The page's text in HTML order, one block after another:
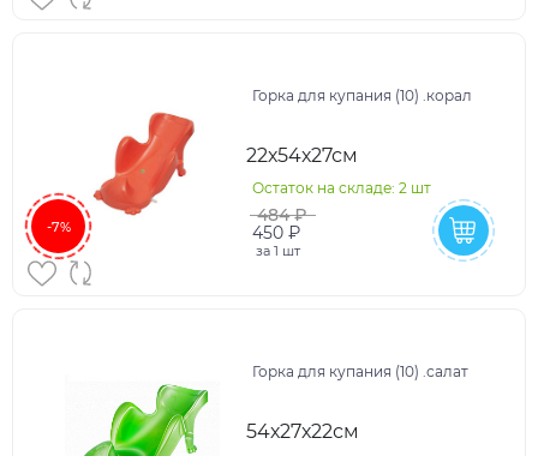
-7%
Горка для купания (10) .корал
22х54х27см
Остаток на складе: 2 шт
484 ₽
450 ₽
за 1 шт
Горка для купания (10) .салат
54х27х22см